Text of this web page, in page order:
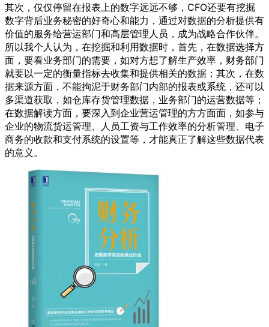
其次，仅仅停留在报表上的数字远远不够，CFO还要有挖掘
数字背后业务秘密的好奇心和能力，通过对数据的分析提供有
价值的服务给营运部门和高层管理人员，成为战略合作伙伴。
所以我个人认为，在挖掘和利用数据时，首先，在数据选择方
面，要看业务部门的需要，如对方想了解生产效率，财务部门
就要以一定的衡量指标去收集和提供相关的数据；其次，在数
据来源方面，不能拘泥于财务部门内部的报表或系统，还可以
多渠道获取，如仓库存货管理数据，业务部门的运营数据等；
在数据解读方面，要深入到企业营运管理的方方面面，如参与
企业的物流货运管理、人员工资与工作效率的分析管理、电子
商务的收款和支付系统的设置等，才能真正了解这些数据代表
的意义。